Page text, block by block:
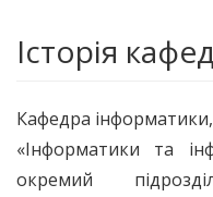
Історія
Кафедра
«Інформатики та
окремий